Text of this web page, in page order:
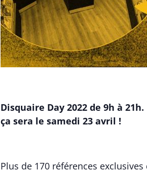
Disquaire Day 2022 de 9h à
ça sera le samedi 23 avril !
Plus de 170 références